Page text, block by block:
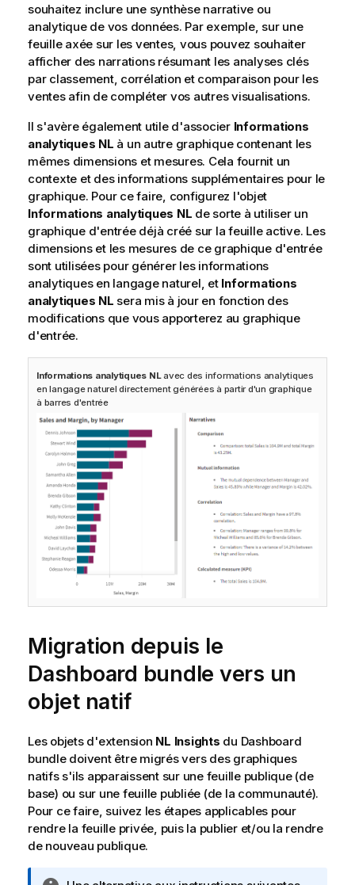
souhaitez inclure une synthèse narrative ou
analytique de vos données. Par exemple, sur une
feuille axée sur les ventes, vous pouvez souhaiter
afficher des narrations résumant les analyses clés
par classement, corrélation et comparaison pour les
ventes afin de compléter vos autres visualisations.
Il s'avère également utile d'associer Informations
analytiques NL à un autre graphique contenant les
mêmes dimensions et mesures. Cela fournit un
contexte et des informations supplémentaires pour le
graphique. Pour ce faire, configurez l'objet
Informations analytiques NL de sorte à utiliser un
graphique d'entrée déjà créé sur la feuille active. Les
dimensions et les mesures de ce graphique d'entrée
sont utilisées pour générer les informations
analytiques en langage naturel, et Informations
analytiques NL sera mis à jour en fonction des
modifications que vous apporterez au graphique
d'entrée.
Informations analytiques NL avec des informations analytiques
en langage naturel directement générées à partir d'un graphique
à barres d'entrée
Migration depuis le
Dashboard bundle vers un
objet natif
Les objets d'extension NL Insights du Dashboard
bundledoivent être migrés vers des graphiques
natifs s'ils apparaissent sur une feuille publique (de
base) ou sur une feuille publiée (de la communauté).
Pour ce faire, suivez les étapes applicables pour
rendre la feuille privée, puis la publier et/ou la rendre
de nouveau publique.